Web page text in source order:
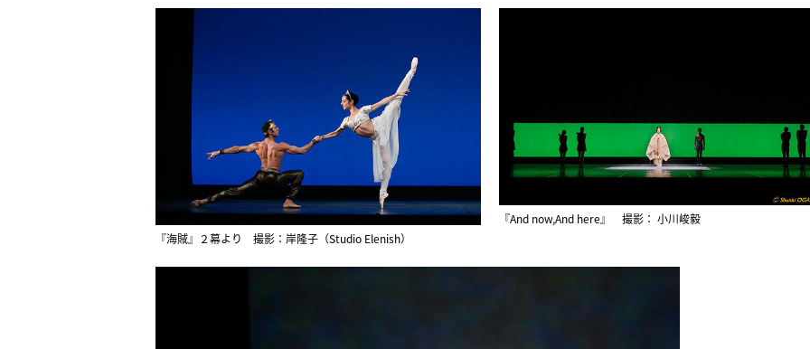
『海賊』２幕より 撮影：岸隆子（Studio Elenish）
『And now,And here』 撮影： 小川峻毅